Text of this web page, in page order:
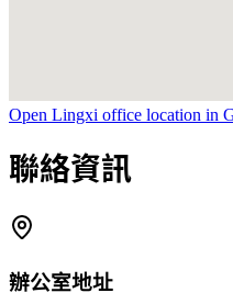
Open Lingxi office location in
聯絡資訊
辦公室地址